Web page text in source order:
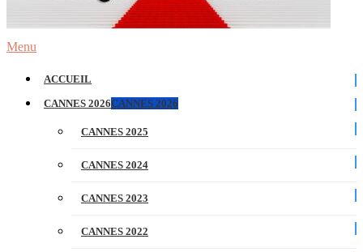
Menu
ACCUEIL
CANNES 2026CANNES 2026
CANNES 2025
CANNES 2024
CANNES 2023
CANNES 2022